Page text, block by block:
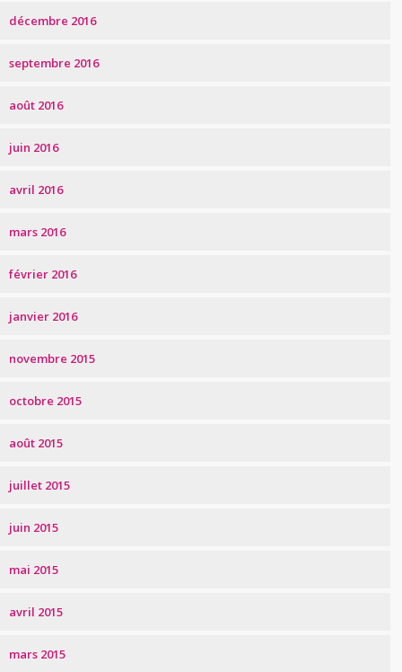
décembre 2016
septembre 2016
août 2016
juin 2016
avril 2016
mars 2016
février 2016
janvier 2016
novembre 2015
octobre 2015
août 2015
juillet 2015
juin 2015
mai 2015
avril 2015
mars 2015